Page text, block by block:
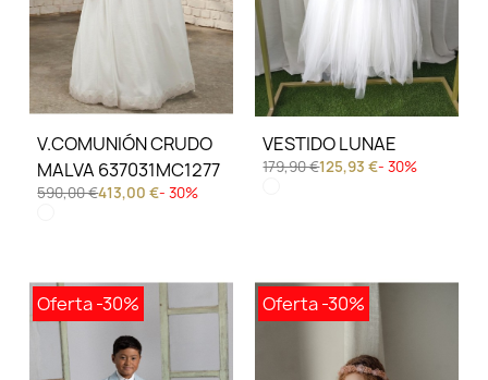
V.COMUNIÓN CRUDO
MALVA 637031MC1277
590,00 €413,00 €- 30%
VESTIDO LUNAE
179,90 €125,93 €- 30%
Oferta-30% Oferta-30%